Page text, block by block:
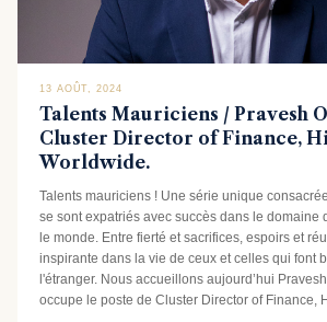
13 AOÛT, 2024
Talents Mauriciens / Pravesh
Cluster Director of Finance,
Worldwide.
Talents mauriciens ! Une série unique
se sont expatriés avec succès dans le domaine
le monde. Entre fierté et sacrifices, espoirs et
inspirante dans la vie de ceux et celles qui font
l'étranger. Nous accueillons aujourd’hui
occupe le poste de Cluster Director of Finance,